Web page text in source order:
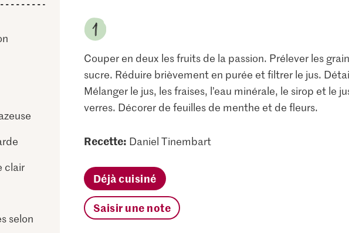
clair
selon
Couper en deux les fruits de la passion. Prélever les
sucre. Réduire brièvement en purée et filtrer le jus.
Mélanger le jus, les fraises, l’eau minérale, le sirop et le
verres. Décorer de feuilles de menthe et de fleurs.
Recette: Daniel Tinembart
Déjà cuisiné
Saisir une note